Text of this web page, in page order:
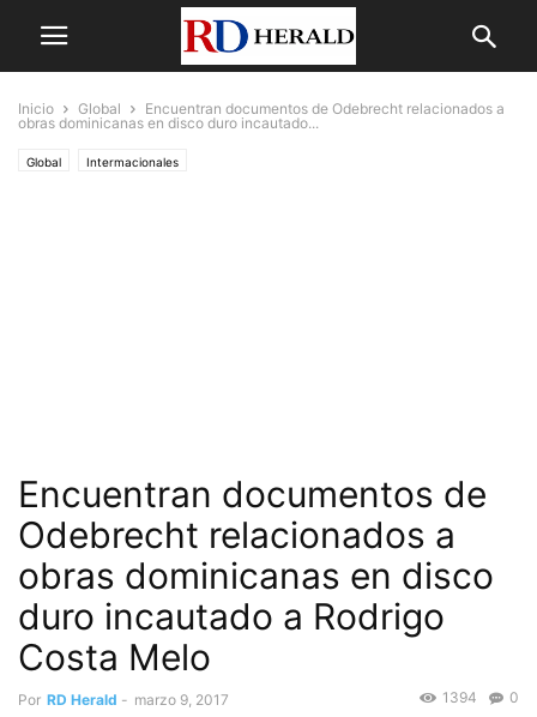
Inicio Global
Encuentran documentos de Odebrecht relacionados a
obras dominicanas en disco duro incautado...
Global Intermacionales
Encuentran documentos de
Odebrecht relacionados a
obras dominicanas en disco
duro incautado a Rodrigo
Costa Melo
Por RD Herald - marzo 9, 2017 0
1394